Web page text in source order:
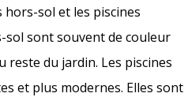
sol et les piscines
sol sont souvent de couleur
reste du jardin. Les piscines
et plus modernes. Elles sont